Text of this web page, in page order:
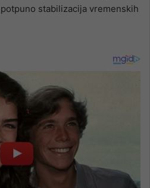
stabilizacija vremenskih